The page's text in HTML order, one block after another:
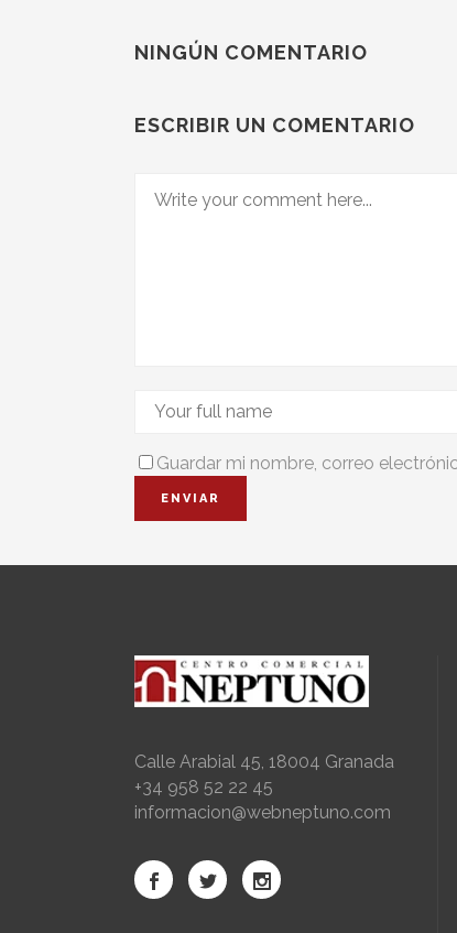
NINGÚN COMENTARIO
ESCRIBIR UN COMENTARIO
Guardar mi nombre, correo
Calle Arabial 45, 18004 Granada
+34 958 52 22 45
informacion@webneptuno.com